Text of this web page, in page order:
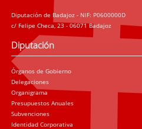
Diputación de Badajoz - NIF: P0600000D
c/ Felipe Checa, 23 - 06071 Badajoz
Diputación
Órganos de Gobierno
Delegaciones
Organigrama
Presupuestos Anuales
Subvenciones
Identidad Corporativa